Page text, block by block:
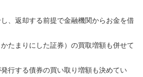
、返却する前提で金融機関からお金を借
たまりにした証券）の買取増額も併せて
行する債券の買い取り増額も決めてい